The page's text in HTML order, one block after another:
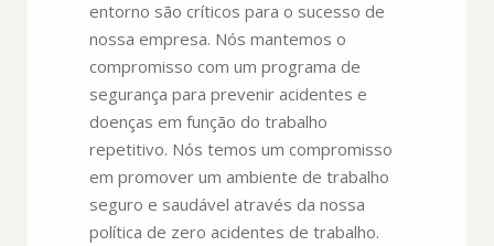
entorno são críticos para o sucesso de
nossa empresa. Nós mantemos o
compromisso com um programa de
segurança para prevenir acidentes e
doenças em função do trabalho
repetitivo. Nós temos um compromisso
em promover um ambiente de trabalho
seguro e saudável através da nossa
política de zero acidentes de trabalho.